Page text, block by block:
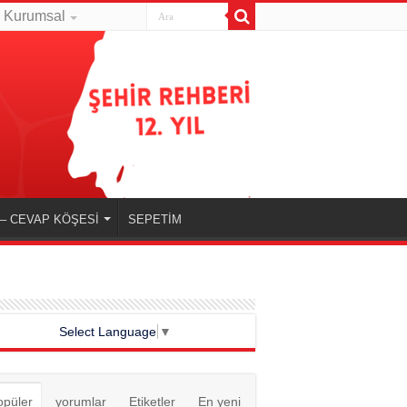
Kurumsal
CEVAP KÖŞESİ SEPETİM
Select Language ▼
yorumlar Etiketler En yeni